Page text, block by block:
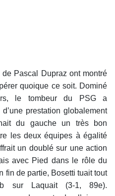
Pascal Dupraz ont montré
quoique ce soit. Dominé
le tombeur du PSG a
prestation globalement
du gauche un très bon
les deux équipes à égalité
un doublé sur une action
avec Pied dans le rôle du
fin de partie, Bosetti tuait tout
sur Laquait (3-1, 89e).